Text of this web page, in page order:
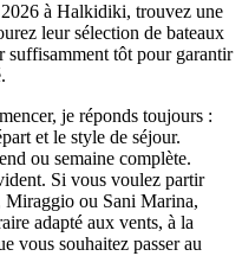
à Halkidiki, trouvez une
leur sélection de bateaux
suffisamment tôt pour garantir
je réponds toujours :
et le style de séjour.
ou semaine complète.
Si vous voulez partir
Miraggio ou Sani Marina,
adapté aux vents, à la
vous souhaitez passer au